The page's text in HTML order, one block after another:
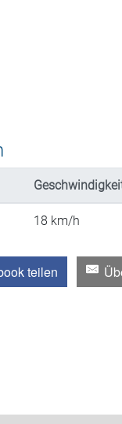
18 km/h
teilen